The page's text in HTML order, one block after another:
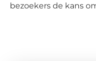
bezoekers de kans